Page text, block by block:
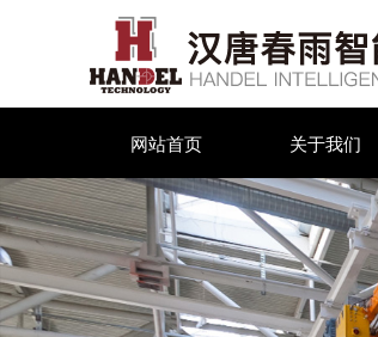
网站首页 关于我们